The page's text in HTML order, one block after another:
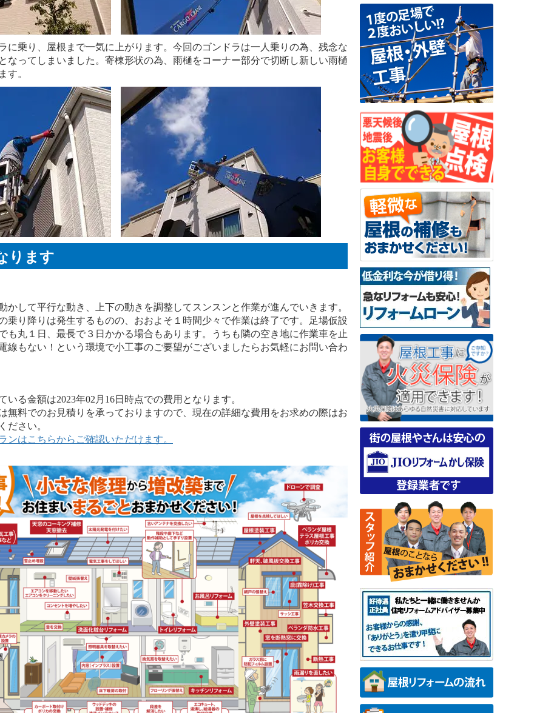
に乗り、屋根まで一気に上がります。今回のゴンドラは一人乗りの為、残念な
なってしまいました。寄棟形状の為、雨樋をコーナー部分で切断し新しい雨樋
す。
ります
かして平行な動き、上下の動きを調整してスンスンと作業が進んでいきます。
乗り降りは発生するものの、おおよそ１時間少々で作業は終了です。足場仮設
も丸１日、最長で３日かかる場合もあります。うちも隣の空き地に作業車を止
線もない！という環境で小工事のご要望がございましたらお気軽にお問い合わ
る金額は2023年02月16日時点での費用となります。
無料でのお見積りを承っておりますので、現在の詳細な費用をお求めの際はお
ださい。
ンはこちらからご確認いただけます。